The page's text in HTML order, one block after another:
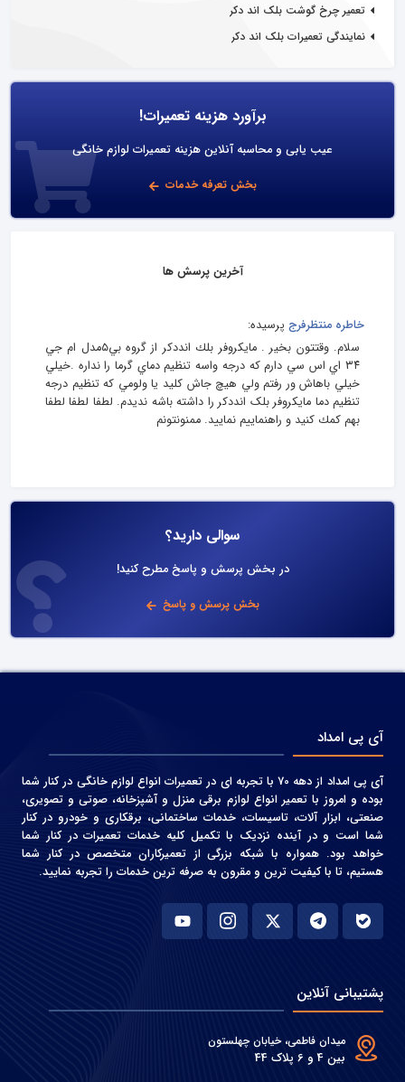
تعمیر چرخ گوشت بلک اند دکر
نمایندگی تعمیرات بلک اند دکر
برآورد هزینه تعمیرات!
عیب یابی و محاسبه آنلاین هزینه تعمیرات لوازم خانگی
بخش تعرفه خدمات
آخرین پرسش ها
خاطره منتظرفرج پرسیده:
سلام. وقتتون بخير . مايكروفر بلك انددكر از گروه بي٥مدل ام جي
٣٤ اي اس سي دارم كه درجه واسه تنظيم دماي گرما را نداره .خيلي
خيلي باهاش ور رفتم ولي هيچ جاش كليد يا ولومي كه تنظيم درجه
تنظيم دما مايكروفر بلک انددکر را داشته باشه نديدم. لطفا لطفا لطفا
بهم كمك كنيد و راهنماييم نماييد. ممنونتونم
سوالی دارید؟
در بخش پرسش و پاسخ مطرح کنید!
بخش پرسش و پاسخ
آی پی امداد
آی پی امداد از دهه 70 با تجربه ای در تعمیرات انواع لوازم خانگی در کنار شما
بوده و امروز با تعمیر انواع لوازم برقی منزل و آشپزخانه، صوتی و‌ تصویری،
صنعتی، ابزار آلات، تاسیسات، خدمات ساختمانی، برقکاری و خودرو در کنار
شما است و در آینده نزدیک با تکمیل کلیه خدمات تعمیرات در کنار شما
خواهد بود. همواره با شبکه بزرگی از تعمیرکاران متخصص در کنار شما
هستیم، تا با کیفیت ترین و مقرون به صرفه ترین خدمات را تجربه نمایید.
پشتیبانی آنلاین
میدان فاطمی، خیابان چهلستون
بین 4 و 6 پلاک 44